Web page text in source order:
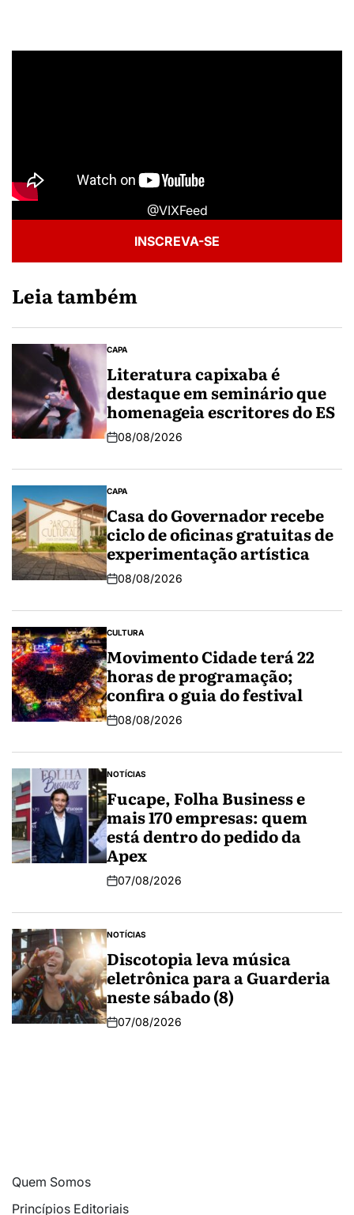
@VIXFeed
INSCREVA-SE
Leia também
CAPA
Literatura capixaba é
destaque em seminário que
homenageia escritores do ES
08/08/2026
CAPA
Casa do Governador recebe
ciclo de oficinas gratuitas de
experimentação artística
08/08/2026
CULTURA
Movimento Cidade terá 22
horas de programação;
confira o guia do festival
08/08/2026
NOTÍCIAS
Fucape, Folha Business e
mais 170 empresas: quem
está dentro do pedido da
Apex
07/08/2026
NOTÍCIAS
Discotopia leva música
eletrônica para a Guarderia
neste sábado (8)
07/08/2026
Quem Somos
Princípios Editoriais